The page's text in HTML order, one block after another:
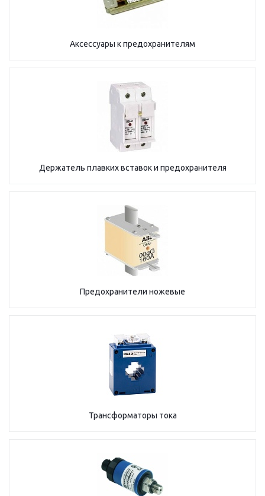
Аксессуары к предохранителям
Держатель плавких вставок и предохранителя
Предохранители ножевые
Трансформаторы тока